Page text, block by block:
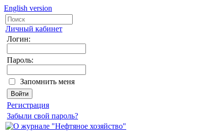
English version
Личный кабинет
Логин:
Пароль:
Запомнить меня
Регистрация
Забыли свой пароль?